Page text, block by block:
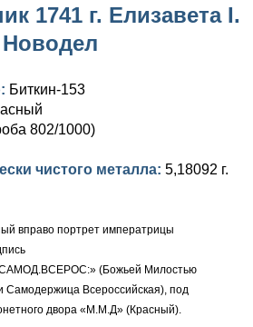
1894)
1881)
1741)
1741 г. Елизавета I.
Новодел
Биткин-153
802/1000)
чистого металла: 5,18092 г.
вправо портрет императрицы
(Божьей Милостью
Самодержица Всероссийская), под
двора «М.М.Д» (Красный).